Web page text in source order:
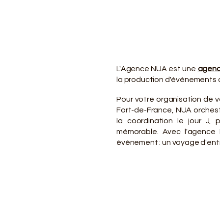
L'Agence NUA est une
la production d'événements
Pour votre organisation de
Fort-de-France, NUA
la coordination le jour J,
mémorable. Avec
événement : un voyage